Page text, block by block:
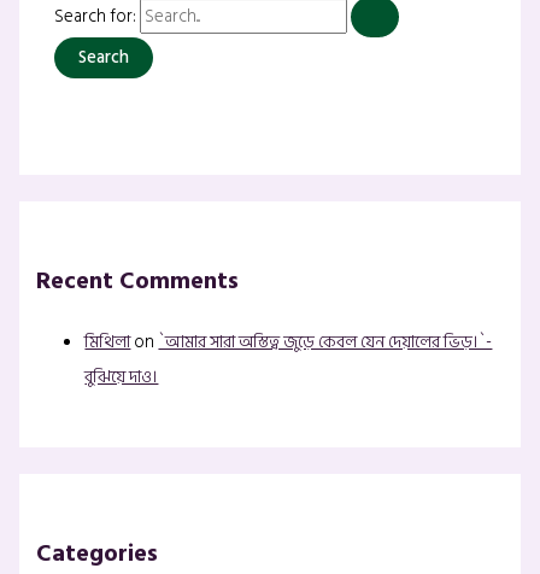
Search for:
Recent Comments
মিথিলাon`আমার সারা অস্তিত্ব জুড়ে কেবল যেন দেয়ালের ভিড়।`-
বুঝিয়ে দাও।
Categories